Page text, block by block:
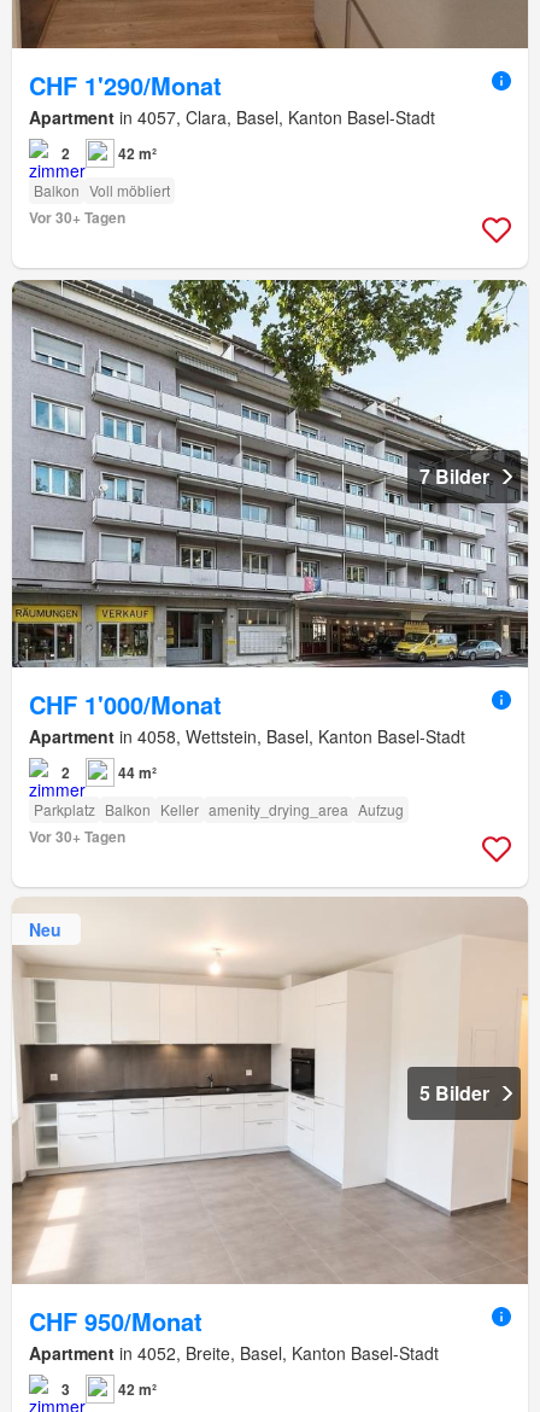
CHF 1'290/Monat
Apartment in 4057, Clara, Basel, Kanton Basel-Stadt
2 42 m²
Balkon Voll möbliert
Vor 30+ Tagen
7 Bilder
CHF 1'000/Monat
Apartment in 4058, Wettstein, Basel, Kanton Basel-Stadt
2 44 m²
Parkplatz Balkon Keller amenity_drying_area Aufzug
Vor 30+ Tagen
Neu
5 Bilder
CHF 950/Monat
Apartment in 4052, Breite, Basel, Kanton Basel-Stadt
3 42 m²